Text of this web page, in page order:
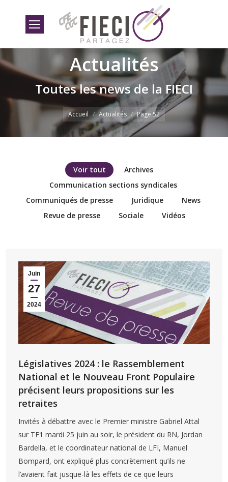
Actualités
Toutes les news de la FIECI
Vous êtes ici
Accueil Actualités Page 52
Voir tout
Archives
Communication sections syndicales
Communiqués de presse
Juridique
News
Revue de presse
Sociale Vidéos
Juin
27
2024
Législatives 2024 : le Rassemblement
National et le Nouveau Front Populaire
précisent leurs propositions sur les
retraites
Invités à débattre avec le Premier ministre Gabriel Attal
sur TF1 mardi 25 juin au soir, le président du RN, Jordan
Bardella, et le coordinateur national de LFI, Manuel
Bompard, ont expliqué plus concrètement qu’ils ne
l’avaient fait jusque-là les effets de ce que leurs